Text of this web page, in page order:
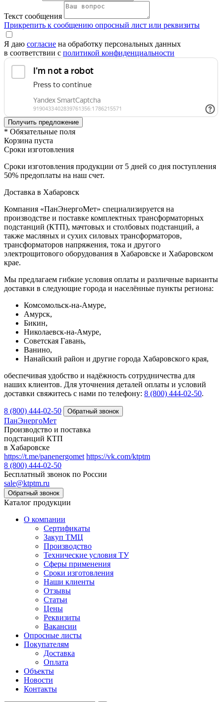
Текст сообщения
Прикрепить к сообщению опросный лист или реквизиты
Я даю согласие на обработку персональных данных
в соответствии с политикой конфиденциальности
* Обязательные поля
Корзина пуста
Сроки изготовления
Сроки изготовления продукции от 5 дней со дня поступления
50% предоплаты на наш счет.
Доставка в Хабаровск
Компания «ПанЭнергоМет» специализируется на
производстве и поставке комплектных трансформаторных
подстанций (КТП), мачтовых и столбовых подстанций, а
также масляных и сухих силовых трансформаторов,
трансформаторов напряжения, тока и другого
электрощитового оборудования в Хабаровске и Хабаровском
крае.
Мы предлагаем гибкие условия оплаты и различные варианты
доставки в следующие города и населённые пункты региона:
Комсомольск-на-Амуре,
Амурск,
Бикин,
Николаевск-на-Амуре,
Советская Гавань,
Ванино,
Нанайский район и другие города Хабаровского края,
обеспечивая удобство и надёжность сотрудничества для
наших клиентов. Для уточнения деталей оплаты и условий
доставки свяжитесь с нами по телефону: 8 (800) 444‑02‑50.
8 (800) 444-02-50
ПанЭнергоМет
Производство и поставка
подстанций КТП
в Хабаровске
https://t.me/panenergomet https://vk.com/ktptm
8 (800) 444-02-50
Бесплатный звонок по России
sale@ktptm.ru
Каталог продукции
О компании
Сертификаты
Закуп ТМЦ
Производство
Технические условия ТУ
Сферы применения
Сроки изготовления
Наши клиенты
Отзывы
Статьи
Цены
Реквизиты
Вакансии
Опросные листы
Покупателям
Доставка
Оплата
Объекты
Новости
Контакты